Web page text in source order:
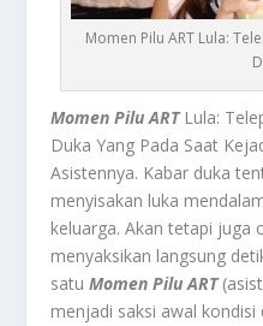
Momen Pilu ART Lula:
Momen Pilu ART Lula:
Duka Yang Pada Saat
Asistennya. Kabar duka
menyisakan luka
keluarga. Akan tetapi juga
menyaksikan langsung
satuMomen Pilu ART
menjadi saksi awal